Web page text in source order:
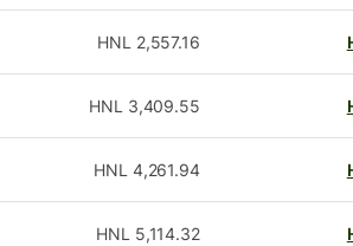
2,557.16
HNL
3,409.55
HNL
4,261.94
HNL
5,114.32
HNL